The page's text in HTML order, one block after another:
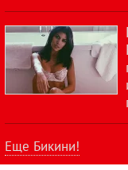
Еще Бикини!